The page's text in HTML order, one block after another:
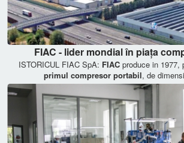
FIAC - lider mondial în piața
ISTORICUL FIAC SpA: FIAC produce in 1977,
primul compresor portabil, de